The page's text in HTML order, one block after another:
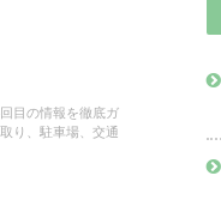
目の情報を徹底ガ
り、駐車場、交通